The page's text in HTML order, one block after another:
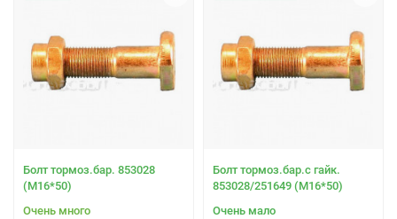
Болт тормоз.бар. 853028
(М16*50)
Очень много
Болт тормоз.бар.с гайк.
853028/251649 (М16*50)
Очень мало